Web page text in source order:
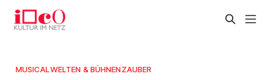
MUSICALWELTEN & BÜHNENZAUBER